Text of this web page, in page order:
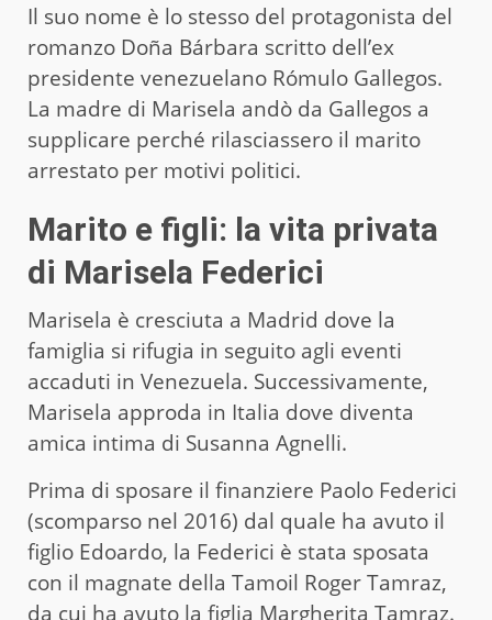
Il suo nome è lo stesso del protagonista del
romanzo Doña Bárbara scritto dell’ex
presidente venezuelano Rómulo Gallegos.
La madre di Marisela andò da Gallegos a
supplicare perché rilasciassero il marito
arrestato per motivi politici.
Marito e figli: la vita privata
di Marisela Federici
Marisela è cresciuta a Madrid dove la
famiglia si rifugia in seguito agli eventi
accaduti in Venezuela. Successivamente,
Marisela approda in Italia dove diventa
amica intima di Susanna Agnelli.
Prima di sposare il finanziere Paolo Federici
(scomparso nel 2016) dal quale ha avuto il
figlio Edoardo, la Federici è stata sposata
con il magnate della Tamoil Roger Tamraz,
da cui ha avuto la figlia Margherita Tamraz.